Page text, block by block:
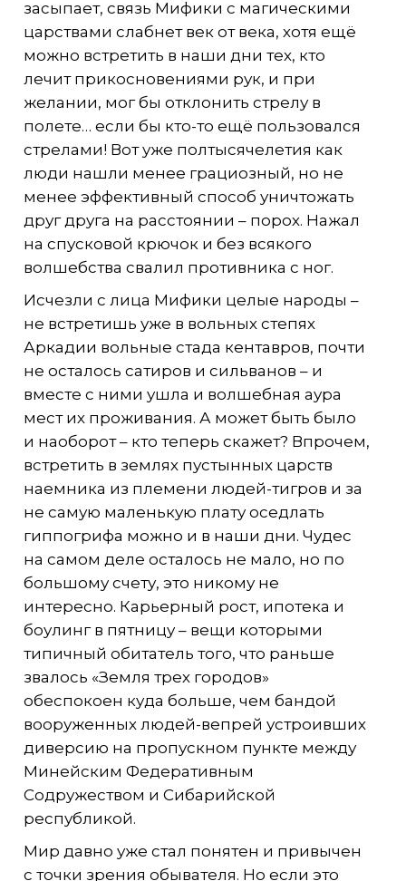
засыпает, связь Мифики с магическими
царствами слабнет век от века, хотя ещё
можно встретить в наши дни тех, кто
лечит прикосновениями рук, и при
желании, мог бы отклонить стрелу в
полете… если бы кто-то ещё пользовался
стрелами! Вот уже полтысячелетия как
люди нашли менее грациозный, но не
менее эффективный способ уничтожать
друг друга на расстоянии – порох. Нажал
на спусковой крючок и без всякого
волшебства свалил противника с ног.
Исчезли с лица Мифики целые народы –
не встретишь уже в вольных степях
Аркадии вольные стада кентавров, почти
не осталось сатиров и сильванов – и
вместе с ними ушла и волшебная аура
мест их проживания. А может быть было
и наоборот – кто теперь скажет? Впрочем,
встретить в землях пустынных царств
наемника из племени людей-тигров и за
не самую маленькую плату оседлать
гиппогрифа можно и в наши дни. Чудес
на самом деле осталось не мало, но по
большому счету, это никому не
интересно. Карьерный рост, ипотека и
боулинг в пятницу – вещи которыми
типичный обитатель того, что раньше
звалось «Земля трех городов»
обеспокоен куда больше, чем бандой
вооруженных людей-вепрей устроивших
диверсию на пропускном пункте между
Минейским Федеративным
Содружеством и Сибарийской
республикой.
Мир давно уже стал понятен и привычен
с точки зрения обывателя. Но если это